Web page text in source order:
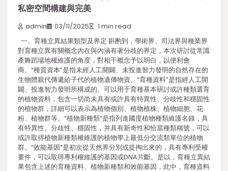
私密空間構建與完美
admin 03/11/2025 1 min read
一、育種立異結果類型及界定 斟酌到，學術界、司法界與種業界
對育種立異有關概念內在與內涵有著分歧的界定，本次研討從常識
產舞蹈場地權維護的角度，對相干概念予以明白，以便利會
商。“種質資本”是指未經人工開闢、未投進智力發明的自然存在的
生物體親代傳遞給子代的植物遺傳物資。“育種資料”是指經人工開
闢、投進智力發明所構成的、可以用于育種基本研討或許種類選育
的植物資料，包含一切尚未具有或許具有特異性、分歧性和穩固性
的植物群，詳細可以表示為植物個別、植物植株、植物細胞、花
粉、植物群等。“植物新種類”是指列進國度植物種類維護名錄，具
有特異性、分歧性、穩固性，并具有新奇性和恰當種類稱號，可以
或許取得植物新種類權維護的植物學上最低分交流類單位的植物
群。“效能基因”是初次從天然界分別或提掏出來的，具有專利受權
要件，可以取得專利權維護的基因或DNA片斷。是以，育種立異結
果包含上述的育種資料、植物新種類和效能基因，此中，育種資料